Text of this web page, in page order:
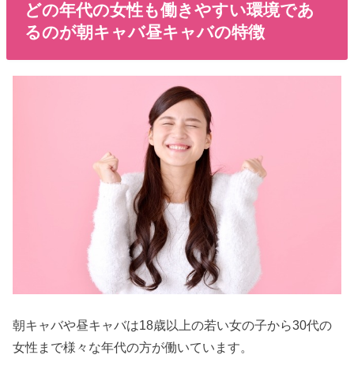
どの年代の女性も働きやすい環境であ
るのが朝キャバ昼キャバの特徴
朝キャバや昼キャバは18歳以上の若い女の子から30代の
女性まで様々な年代の方が働いています。